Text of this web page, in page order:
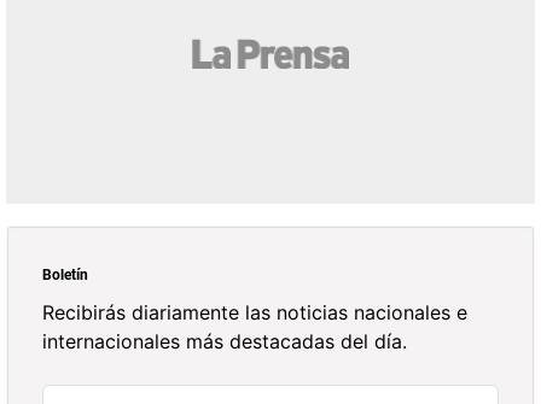
Boletín
Recibirás diariamente las noticias nacionales e
internacionales más destacadas del día.